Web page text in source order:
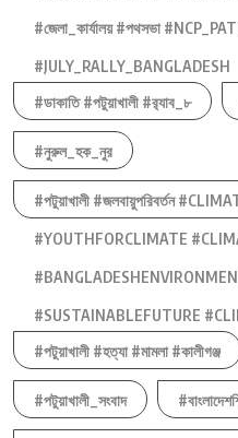
#জেলা_কার্যালয় #পথসভা
#JULY_RALLY_BANGLADESH
#ডাকাতি #পটুয়াখালী #র‍্যাব_৮
#নুরুল_হক_নুর
#পটুয়াখালী #জলবায়ুপরিবর্তন
#YOUTHFORCLIMATE
#SUSTAINABLEFUTURE
#পটুয়াখালী #হত্যা #মামলা #কালীগঞ্জ
#পটুয়াখালী_সংবাদ